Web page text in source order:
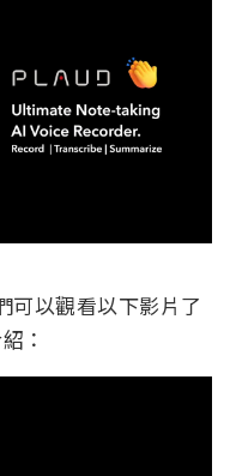
可以觀看以下影片了
：